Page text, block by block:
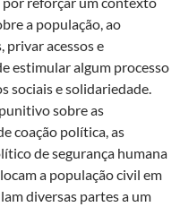
a população, ao
privar acessos e
estimular algum processo
sociais e solidariedade.
sobre as
coação política, as
de segurança humana
a população civil em
diversas partes a um